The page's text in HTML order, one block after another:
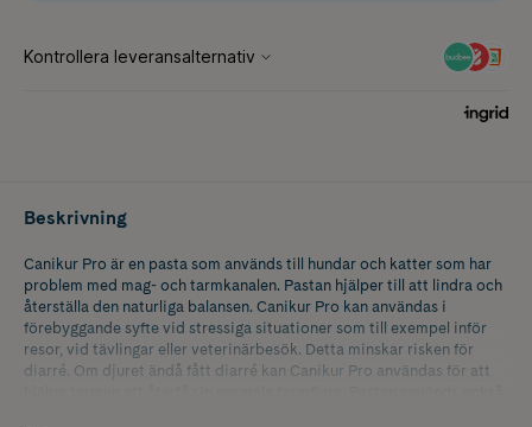
Beskrivning
Canikur Pro är en pasta som används till hundar och katter som har
problem med mag- och tarmkanalen. Pastan hjälper till att lindra och
återställa den naturliga balansen. Canikur Pro kan användas i
förebyggande syfte vid stressiga situationer som till exempel inför
resor, vid tävlingar eller veterinärbesök. Detta minskar risken för
diarré. Om djuret ändå fått diarré kan Canikur Pro användas för att